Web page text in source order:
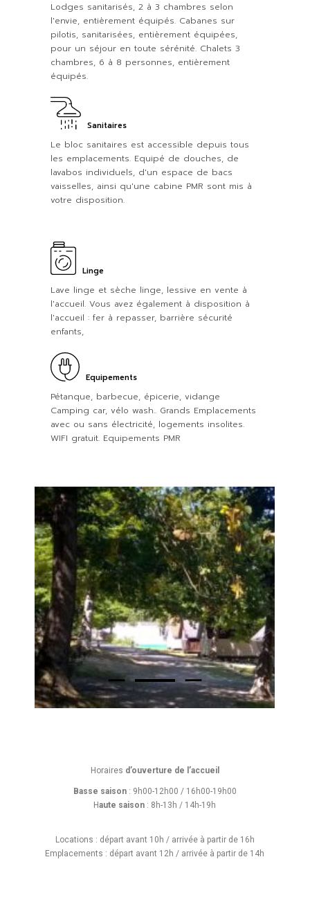
Lodges sanitarisés, 2 à 3 chambres selon
l'envie, entièrement équipés. Cabanes sur
pilotis, sanitarisées, entièrement équipées,
pour un séjour en toute sérénité. Chalets 3
chambres, 6 à 8 personnes, entièrement
équipés.
Sanitaires
Le bloc sanitaires est accessible depuis tous
les emplacements. Equipé de douches, de
lavabos individuels, d'un espace de bacs
vaisselles, ainsi qu'une cabine PMR sont mis à
votre disposition.
Linge
Lave linge et sèche linge, lessive en vente à
l'accueil. Vous avez également à disposition à
l'accueil : fer à repasser, barrière sécurité
enfants,
Equipements
Pétanque, barbecue, épicerie, vidange
Camping car, vélo wash.. Grands Emplacements
avec ou sans électricité, logements insolites.
WIFI gratuit. Equipements PMR
Horaires d’ouverture de l’accueil
Basse saison: 9h00-12h00 / 16h00-19h00
Haute saison : 8h-13h / 14h-19h
Locations : départ avant 10h / arrivée à partir de 16h
Emplacements : départ avant 12h / arrivée à partir de 14h